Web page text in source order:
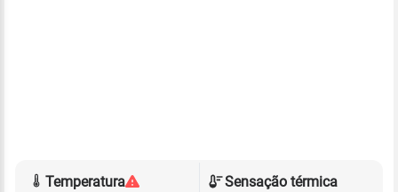
Temperatura
Sensação térmica